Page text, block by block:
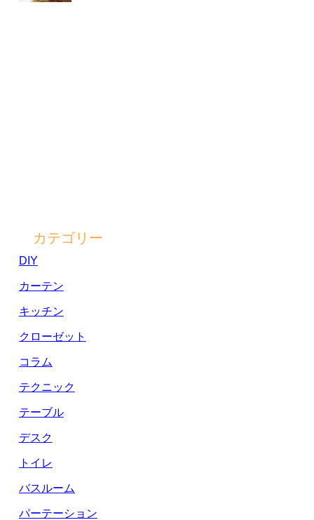
カテゴリー
DIY
カーテン
キッチン
クローゼット
コラム
テクニック
テーブル
デスク
トイレ
バスルーム
パーテーション